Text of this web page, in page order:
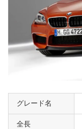
グレード名
全長